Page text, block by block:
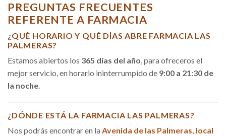
PREGUNTAS FRECUENTES
REFERENTE A FARMACIA
¿QUÉ HORARIO Y QUÉ DÍAS ABRE FARMACIA LAS
PALMERAS?
Estamos abiertos los 365 días del año, para ofreceros el
mejor servicio, en horario ininterrumpido de 9:00 a 21:30 de
la noche.
¿DÓNDE ESTÁ LA FARMACIA LAS PALMERAS?
Nos podrás encontrar en la Avenida de las Palmeras, local